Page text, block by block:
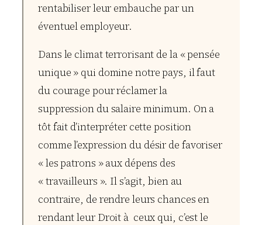
rentabiliser leur embauche par un
éventuel employeur.
Dans le climat terrorisant de la « pensée
unique » qui domine notre pays, il faut
du courage pour réclamer la
suppression du salaire minimum. On a
tôt fait d’interpréter cette position
comme l’expression du désir de favoriser
« les patrons » aux dépens des
« travailleurs ». Il s’agit, bien au
contraire, de rendre leurs chances en
rendant leur Droit à ceux qui, c’est le